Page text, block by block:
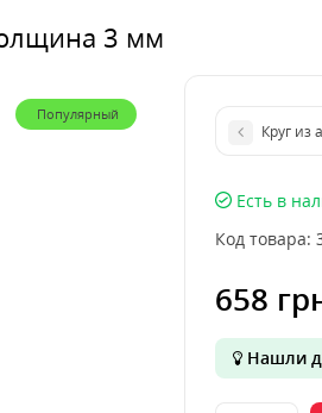
3 мм
Популярный
Круг из
Есть в
Код товара:
658
Нашли